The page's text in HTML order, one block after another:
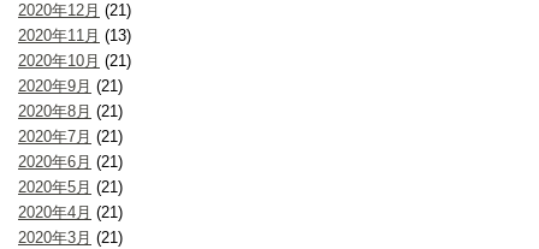
2020年12月 (21)
2020年11月 (13)
2020年10月 (21)
2020年9月 (21)
2020年8月 (21)
2020年7月 (21)
2020年6月 (21)
2020年5月 (21)
2020年4月 (21)
2020年3月 (21)